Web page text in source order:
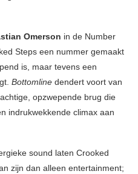
Omerson in de Number
Steps een nummer gemaakt
is, maar tevens een
Bottomline dendert voort van
opzwepende brug die
indrukwekkende climax aan
sound laten Crooked
zijn dan alleen entertainment;